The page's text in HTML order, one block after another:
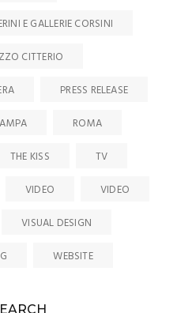
E GALLERIE CORSINI
CITTERIO
PRESS RELEASE
ROMA
THE KISS
TV
VIDEO
VIDEO
VISUAL DESIGN
WEBSITE